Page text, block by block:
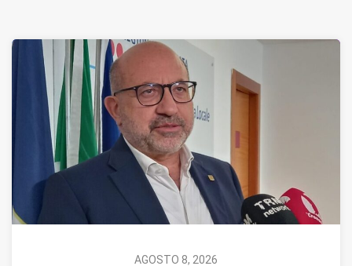
AGOSTO 8, 2026